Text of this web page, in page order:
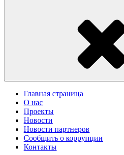
Главная страница
О нас
Проекты
Новости
Новости партнеров
Сообщить о коррупции
Контакты